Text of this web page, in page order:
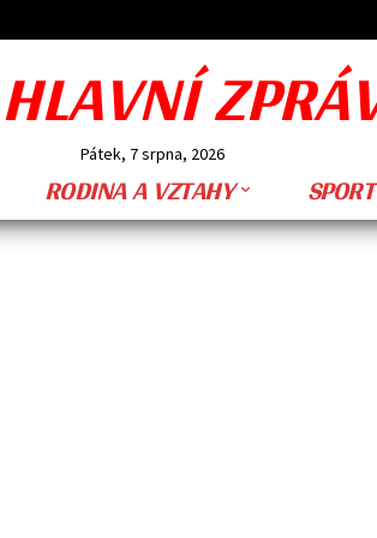
HLAVNÍ
Pátek, 7 srpna, 2026
RODINA A VZTAHY SPORT